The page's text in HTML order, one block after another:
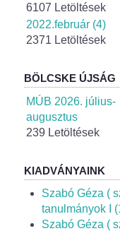
6107 Letöltések
2022.február (4)
2371 Letöltések
BÖLCSKE ÚJSÁG
MÚB 2026. július-
augusztus
239 Letöltések
KIADVÁNYAINK
Szabó Géza (
tanulmányok I
Szabó Géza (